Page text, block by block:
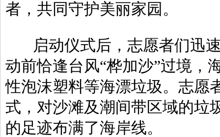
者，共同守护美丽家园。
启动仪式后，志愿者们迅
动前恰逢台风“桦加沙”过境，
性泡沫塑料等海漂垃圾。志愿
式，对沙滩及潮间带区域的垃
的足迹布满了海岸线。